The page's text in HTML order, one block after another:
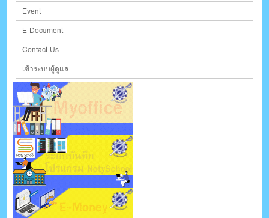
Event
E-Document
Contact Us
เข้าระบบผู้ดูแล